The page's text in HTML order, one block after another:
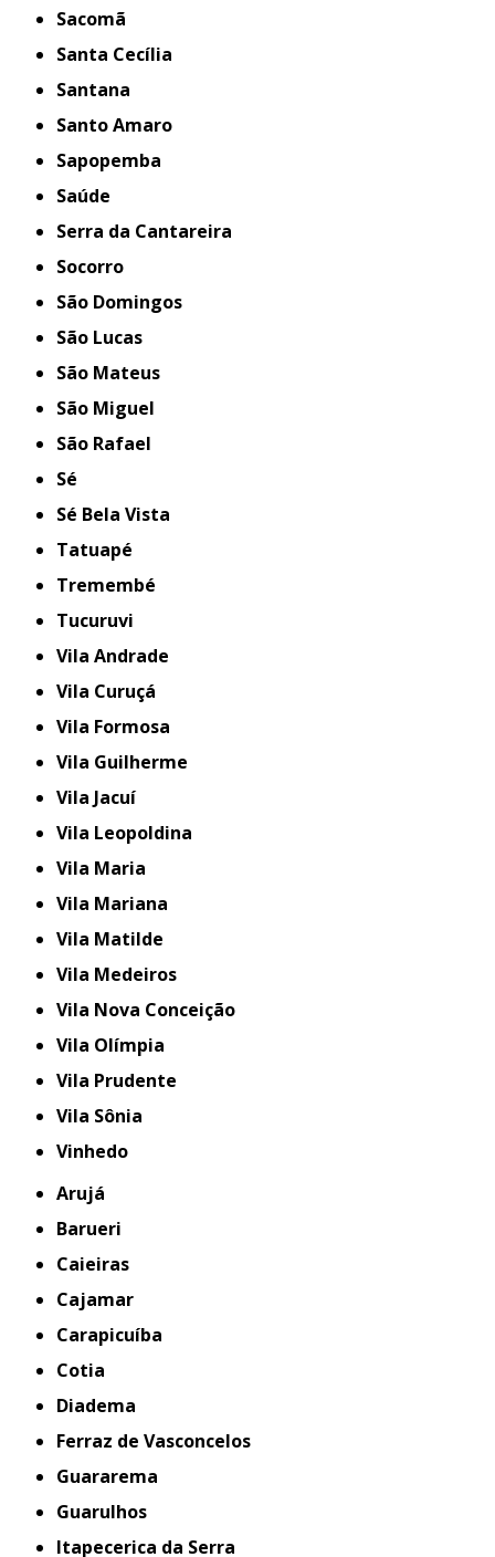
Sacomã
Santa Cecília
Santana
Santo Amaro
Sapopemba
Saúde
Serra da Cantareira
Socorro
São Domingos
São Lucas
São Mateus
São Miguel
São Rafael
Sé
Sé Bela Vista
Tatuapé
Tremembé
Tucuruvi
Vila Andrade
Vila Curuçá
Vila Formosa
Vila Guilherme
Vila Jacuí
Vila Leopoldina
Vila Maria
Vila Mariana
Vila Matilde
Vila Medeiros
Vila Nova Conceição
Vila Olímpia
Vila Prudente
Vila Sônia
Vinhedo
Arujá
Barueri
Caieiras
Cajamar
Carapicuíba
Cotia
Diadema
Ferraz de Vasconcelos
Guararema
Guarulhos
Itapecerica da Serra